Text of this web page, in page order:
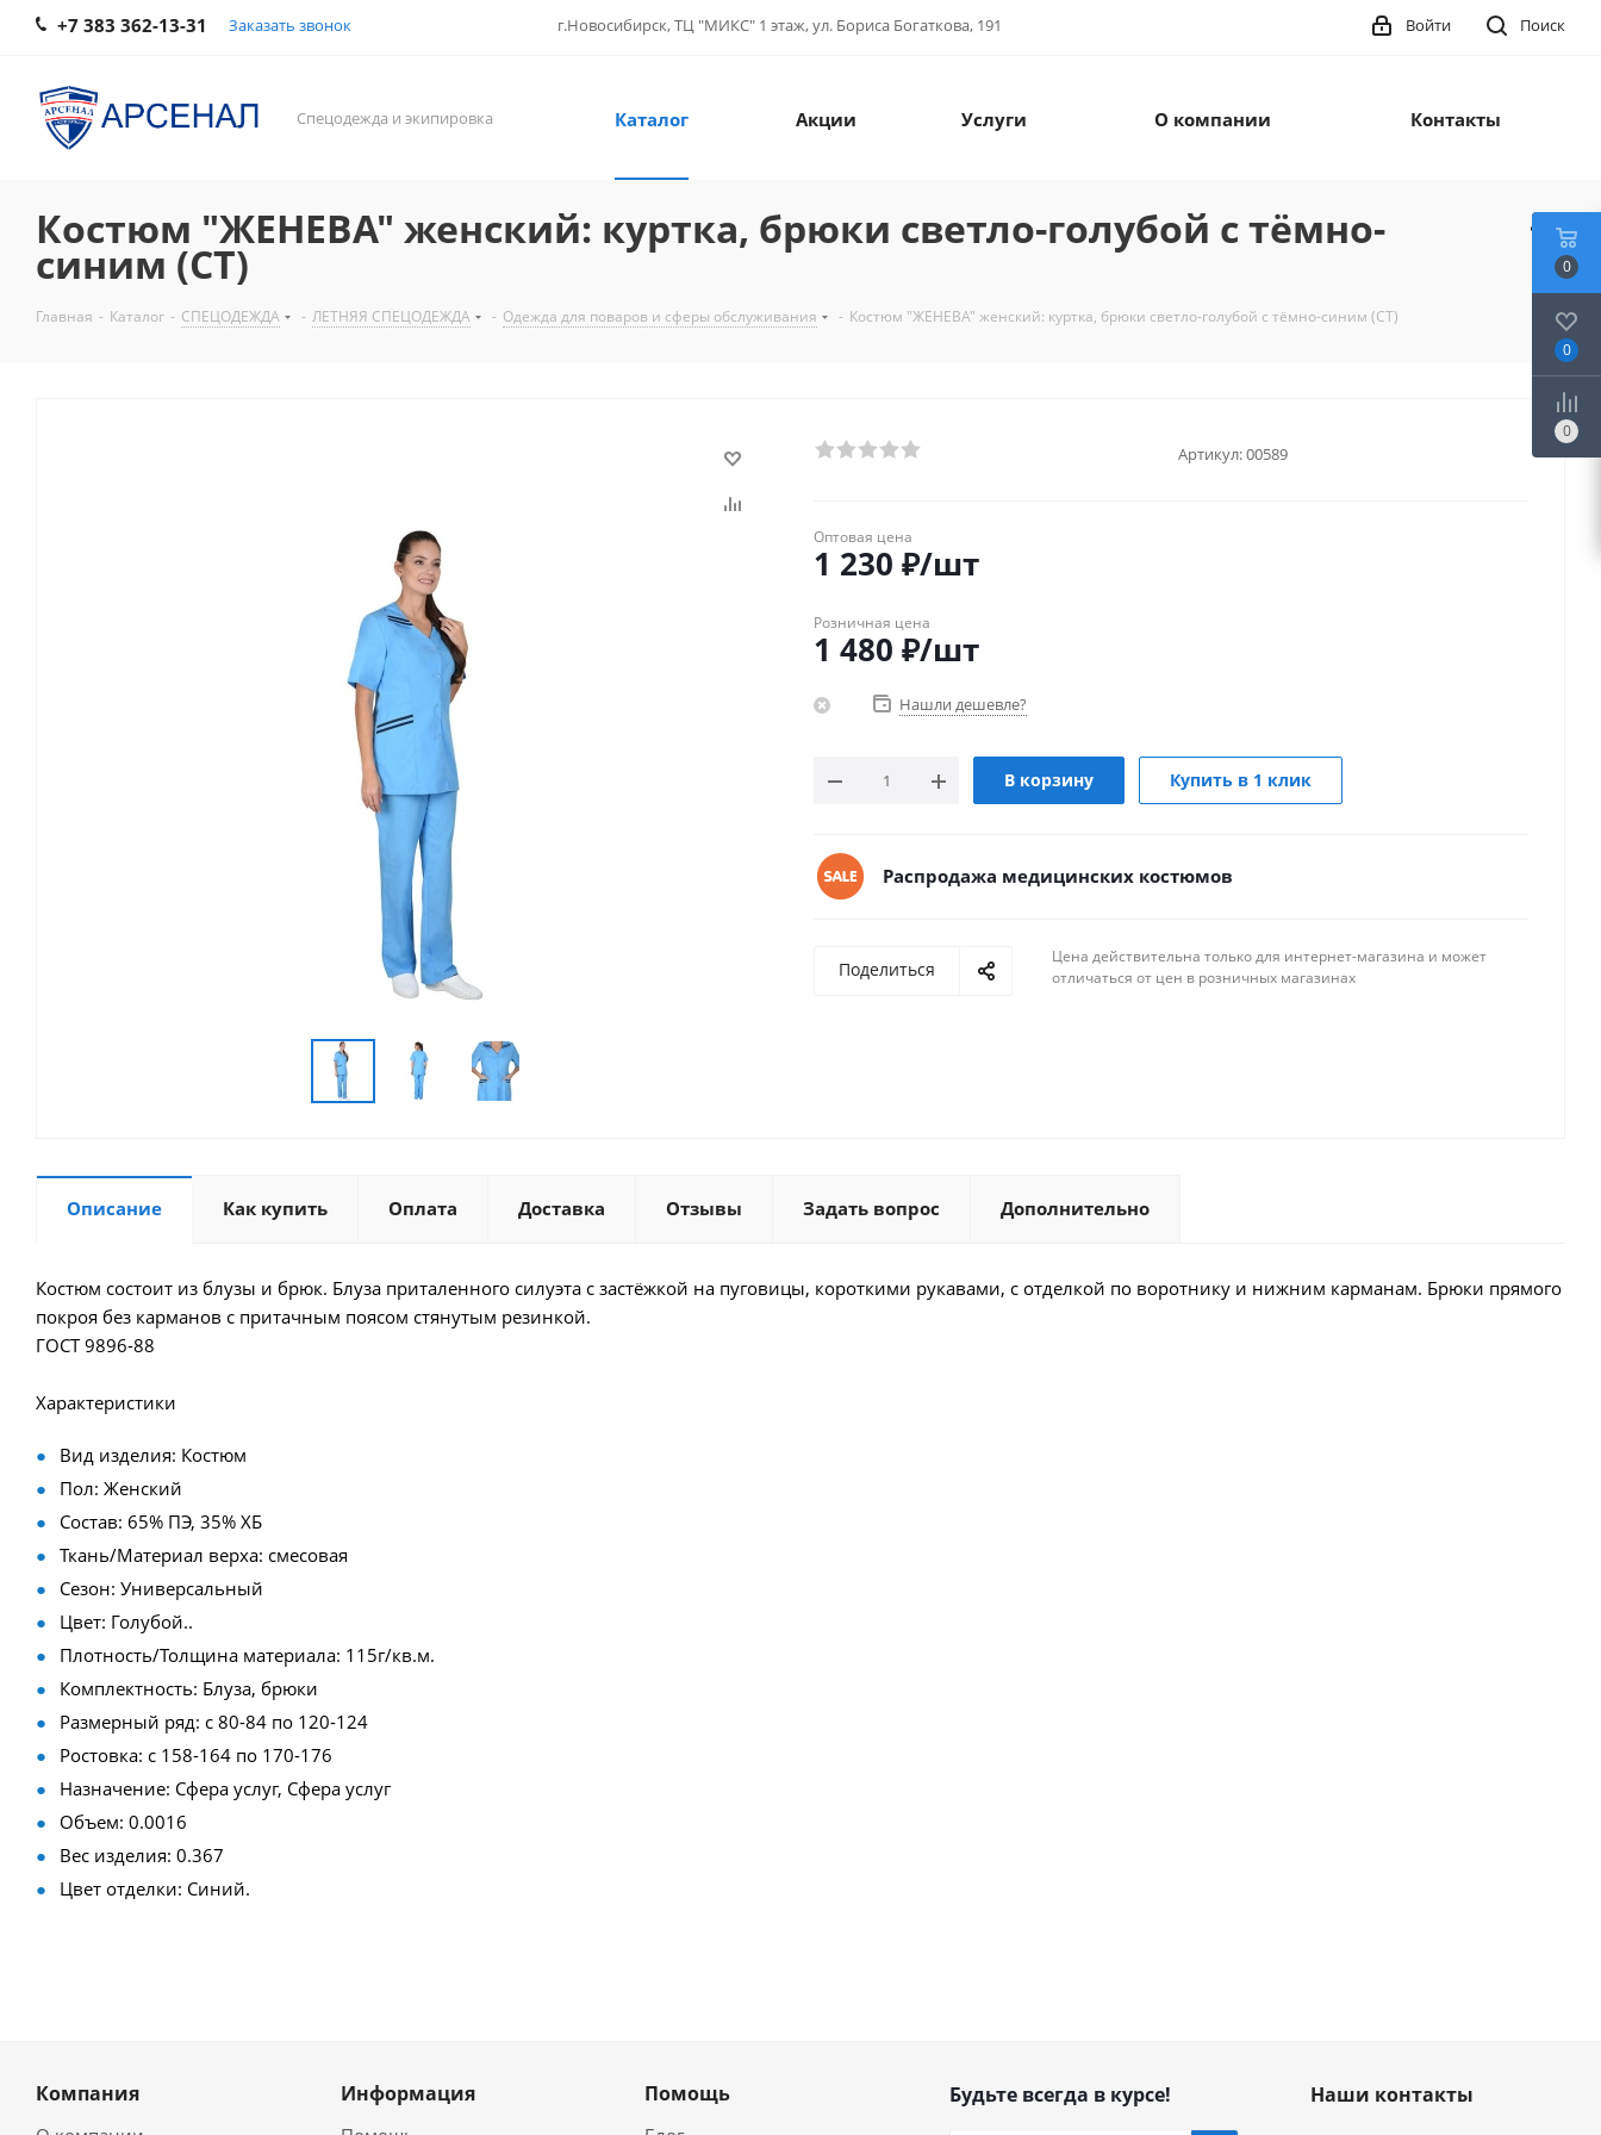
+7 383 362-13-31 Заказать звонок г.Новосибирск, ТЦ "МИКС" 1 этаж, ул. Бориса Богаткова, 191 Поиск
Войти
Спецодежда и экипировка Каталог Акции Услуги О компании Контакты
Костюм "ЖЕНЕВА" женский: куртка, брюки светло-голубой с тёмно-
синим (СТ)
Главная - Каталог - СПЕЦОДЕЖДА - ЛЕТНЯЯ СПЕЦОДЕЖДА - Одежда для поваров и сферы обслуживания - Костюм "ЖЕНЕВА" женский: куртка, брюки светло-голубой с тёмно-синим (СТ)
Артикул:00589
Оптовая цена
1 230 ₽/шт
Розничная цена
1 480 ₽/шт
Нашли дешевле?
В корзину Купить в 1 клик
Распродажа медицинских костюмов
Поделиться
Цена действительна только для интернет-магазина и может
отличаться от цен в розничных магазинах
Описание Как купить Оплата Доставка Отзывы Задать вопрос Дополнительно
Костюм состоит из блузы и брюк. Блуза приталенного силуэта с застёжкой на пуговицы, короткими рукавами, с отделкой по воротнику и нижним карманам. Брюки прямого
покроя без карманов с притачным поясом стянутым резинкой.
ГОСТ 9896-88
Характеристики
Вид изделия: Костюм
Пол: Женский
Состав: 65% ПЭ, 35% ХБ
Ткань/Материал верха: смесовая
Сезон: Универсальный
Цвет: Голубой..
Плотность/Толщина материала: 115г/кв.м.
Комплектность: Блуза, брюки
Размерный ряд: с 80-84 по 120-124
Ростовка: с 158-164 по 170-176
Назначение: Сфера услуг, Сфера услуг
Объем: 0.0016
Вес изделия: 0.367
Цвет отделки: Синий.
Компания Информация Помощь Будьте всегда в курсе! Наши контакты
0
0
0